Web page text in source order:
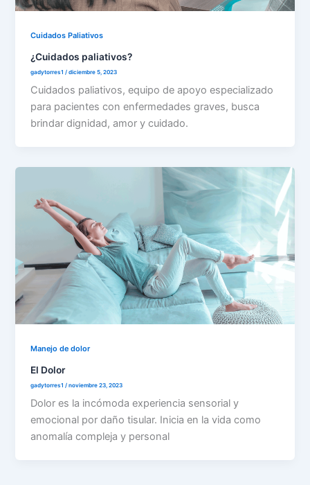
Cuidados Paliativos
¿Cuidados paliativos?
gadytorres1/diciembre 5, 2023
Cuidados paliativos, equipo de apoyo especializado
para pacientes con enfermedades graves, busca
brindar dignidad, amor y cuidado.
Manejo de dolor
El Dolor
gadytorres1/noviembre 23, 2023
Dolor es la incómoda experiencia sensorial y
emocional por daño tisular. Inicia en la vida como
anomalía compleja y personal